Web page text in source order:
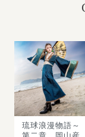
琉球浪漫物語～